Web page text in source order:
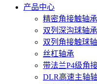
产品中心
精密角接触轴承
双列深沟球轴承
双列角接触球
丝杠轴承
带法兰P4级角
DLR高速主轴